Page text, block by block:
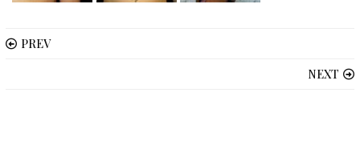
PREV
NEXT